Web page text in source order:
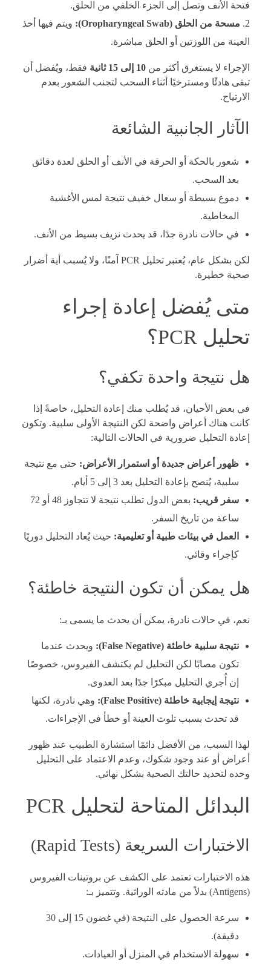
فتحة الأنف وتصل إلى الجزء الخلفي من الحلق.
مسحة من الحلق (Oropharyngeal Swab):
ويتم فيها أخذ
العينة من اللوزتين أو الحلق مباشرة.
الإجراء لا يستغرق أكثر من 10 إلى 15 ثانية
فقط، ويُفضل أن
تبقى هادئًا ومسترخيًا أثناء السحب لتجنب الشعور بعدم
الارتياح.
الآثار الجانبية الشائعة
شعور بالحكة أو الحرقة في الأنف أو الحلق لعدة دقائق
بعد السحب.
دموع بسيطة أو سعال خفيف نتيجة لمس الأغشية
المخاطية.
في حالات نادرة جدًا، قد يحدث نزيف بسيط من الأنف.
لكن بشكل عام، يُعتبر تحليل PCR آمنًا، ولا يُسبب أية أضرار
صحية خطيرة.
متى يُفضل إعادة إجراء
تحليل PCR؟
هل نتيجة واحدة تكفي؟
في بعض الأحيان، قد يُطلب منك إعادة التحليل، خاصةً إذا
كانت هناك أعراض واضحة لكن النتيجة الأولى سلبية. وتكون
إعادة التحليل ضرورية في الحالات التالية:
ظهور أعراض جديدة أو استمرار الأعراض: حتى مع نتيجة
سلبية، يُنصح بإعادة التحليل بعد 3 إلى 5 أيام.
سفر قريب:
بعض الدول تطلب نتيجة لا تتجاوز 48 أو 72
ساعة من تاريخ السفر.
العمل في بيئات طبية أو تعليمية: حيث يُعاد التحليل دوريًا
كإجراء وقائي.
هل يمكن أن تكون النتيجة خاطئة؟
نعم، في حالات نادرة، يمكن أن يحدث ما يسمى بـ:
نتيجة سلبية خاطئة (False Negative):
ويحدث عندما
تكون مصابًا لكن التحليل لم يكتشف الفيروس، خصوصًا
إن أُجري التحليل مبكرًا جدًا بعد العدوى.
نتيجة إيجابية خاطئة (False Positive):
وهي نادرة، لكنها
قد تحدث بسبب تلوث العينة أو خطأ في الإجراءات.
لهذا السبب، من الأفضل دائمًا استشارة الطبيب عند ظهور
أعراض أو عند وجود شكوك، وعدم الاعتماد على التحليل
وحده لتحديد حالتك الصحية بشكل نهائي.
البدائل المتاحة لتحليل PCR
الاختبارات السريعة (Rapid Tests)
هذه الاختبارات تعتمد على الكشف عن بروتينات الفيروس
(Antigens) بدلاً من مادته الوراثية. وتتميز بـ:
سرعة الحصول على النتيجة (في غضون 15 إلى 30
دقيقة).
سهولة الاستخدام في المنزل أو العيادات.